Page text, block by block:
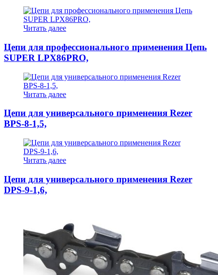
Читать далее
Цепи для профессионального применения Цепь
SUPER LPX86PRO,
Читать далее
Цепи для универсального применения Rezer
BPS-8-1,5,
Читать далее
Цепи для универсального применения Rezer
DPS-9-1,6,